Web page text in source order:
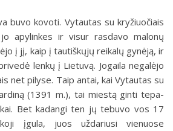
buvo kovoti. Vytautas su kryžiuočiais
apylinkes ir visur rasdavo malonų
į jį, kaip į tautiškųjų reikalų gynėją, ir
lenkų į Lietuvą. Jogaila negalėjo
net pilyse. Taip antai, kai Vytautas su
(1391 m.), tai miestą ginti tepa-
Bet kadangi ten jų tebuvo vos 17
įgula, juos uždariusi vienuose